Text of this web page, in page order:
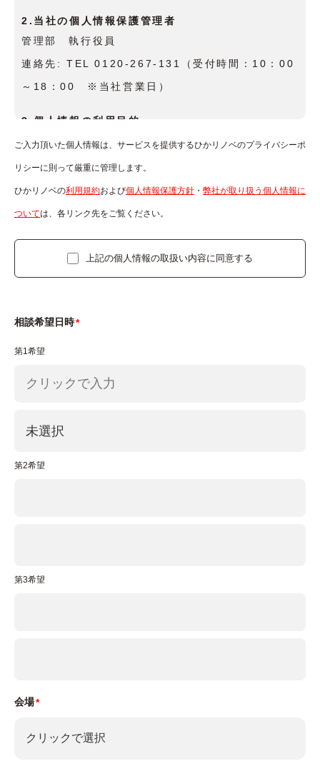
2.当社の個人情報保護管理者
管理部 執行役員
連絡先: TEL 0120-267-131（受付時間：10：00
～18：00 ※当社営業日）
3.個人情報の利用目的
本フォームで取得した個人情報は、お問い合わせの
回答、確認、その他当社の商品やサービスに関する
ご連絡のために利用します。
4.個人情報の第三者提供
法令の要請に基づく場合を除き、取得した個人情報
をご本人の同意なく、第三者に提供することはあり
5.個人情報の委託
委託する場合があります。
お問い合わせを頂いたお客様は、弊社に対してご自
身の個人情報の開示等 (利用目的の通知、開示、内
せていただいたうえで、合理的な期間内に対応いた
00 ※当社営業日）
ご入力頂いた個人情報は、サービスを提供するひかリノベのプライバシーポ
リシーに則って厳重に管理します。
ひかリノベの利用規約および個人情報保護方針 ・ 弊社が取り扱う個⼈情報に
ついては、各リンク先をご覧ください。
上記の個人情報の取扱い内容に同意する
相談希望日時
第1希望
第2希望
第3希望
会場